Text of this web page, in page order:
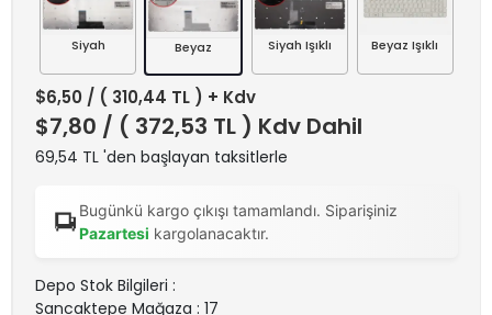
Siyah Beyaz Siyah Işıklı Beyaz Işıklı
$6,50 / ( 310,44 TL ) + Kdv
$7,80 / ( 372,53 TL ) Kdv Dahil
69,54 TL 'den başlayan taksitlerle
Bugünkü kargo çıkışı tamamlandı. Siparişiniz
Pazartesi kargolanacaktır.
Depo Stok Bilgileri :
Sancaktepe Mağaza : 17